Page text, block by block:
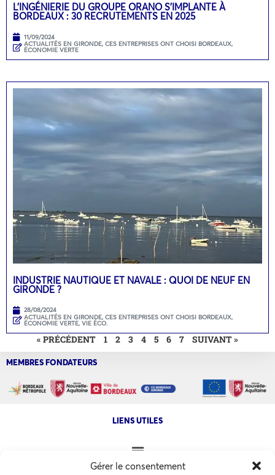
Gérer le consentement
L’INGÉNIERIE DU GROUPE ORANO S’IMPLANTE À
BORDEAUX : 30 RECRUTEMENTS EN 2025
11/09/2024
ACTUALITÉS EN GIRONDE, CES ENTREPRISES ONT CHOISI BORDEAUX,
ÉCONOMIE VERTE
INDUSTRIE NAUTIQUE ET NAVALE : QUOI DE NEUF EN
GIRONDE ?
28/08/2024
ACTUALITÉS EN GIRONDE, CES ENTREPRISES ONT CHOISI BORDEAUX,
ÉCONOMIE VERTE, VIE ÉCO.
« PRÉCÉDENT 1 2 3 4 5 6 7 SUIVANT »
MEMBRES FONDATEURS
LIENS UTILES